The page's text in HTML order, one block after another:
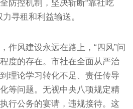
防控机制，坚决斩断“靠社吃
寻租和利益输送。
作风建设永远在路上，“四风”问
度的存在。市社在全面从严治
理论学习转化不足、责任传导
等问题。无视中央八项规定精
行公务的宴请，违规接待。这